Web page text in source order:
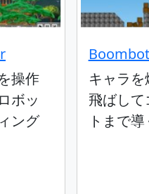
操作
ボッ
ング
Boombot
キャラを
飛ばし
トまで